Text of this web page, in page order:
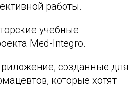
работы.
учебные
Med-Integro.
созданные для
которые хотят